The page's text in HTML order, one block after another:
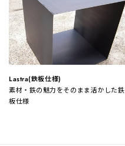
Lastra(鉄板仕様)
素材・鉄の魅力をそのまま活かした鉄
板仕様